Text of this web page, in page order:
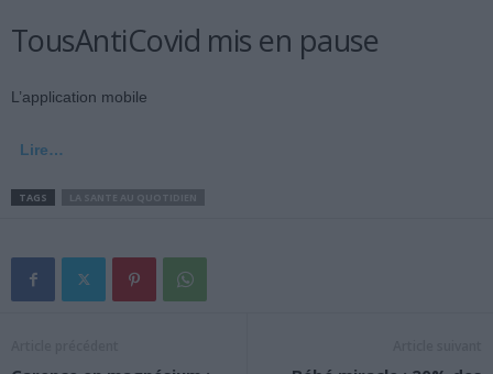
TousAntiCovid mis en pause
L’application mobile
Lire…
TAGS